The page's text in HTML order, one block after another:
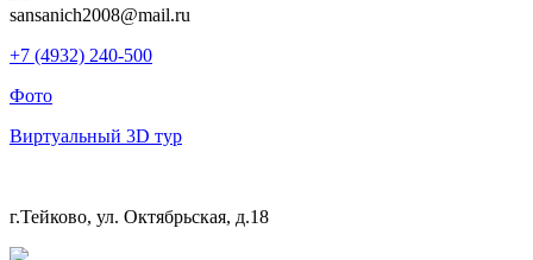
sansanich2008@mail.ru
+7 (4932) 240-500
Фото
Виртуальный 3D тур
г.Тейково, ул. Октябрьская, д.18